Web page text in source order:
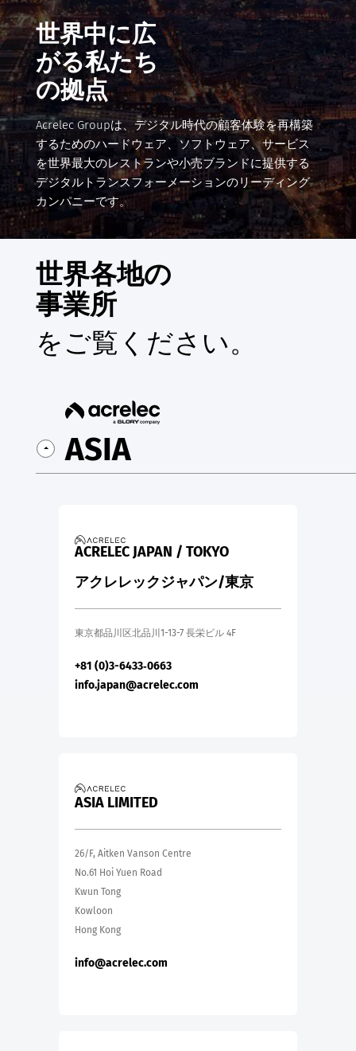
世界中に広
がる私たち
の拠点
Acrelec Groupは、デジタル時代の顧客体験を再構築
するためのハードウェア、ソフトウェア、サービス
を世界最大のレストランや小売ブランドに提供する
デジタルトランスフォーメーションのリーディング
カンパニーです。
世界各地の
事業所
をご覧ください。
ASIA
ACRELEC JAPAN / TOKYO
アクレレックジャパン/東京
東京都品川区北品川1-13-7 長栄ビル 4F
+81 (0)3-6433‑0663
info.japan@acrelec.com
ASIA LIMITED
26/F, Aitken Vanson Centre
No.61 Hoi Yuen Road
Kwun Tong
Kowloon
Hong Kong
info@acrelec.com